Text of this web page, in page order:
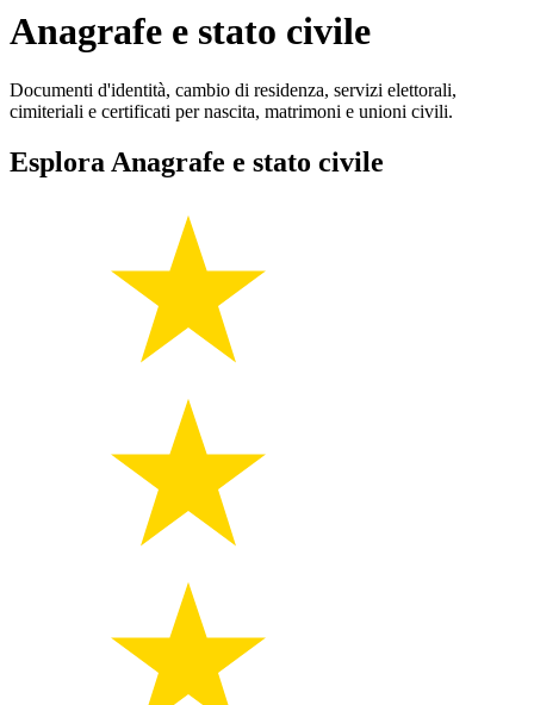
Anagrafe e stato civile
Documenti d'identità, cambio di residenza, servizi elettorali,
cimiteriali e certificati per nascita, matrimoni e unioni civili.
Esplora Anagrafe e stato civile